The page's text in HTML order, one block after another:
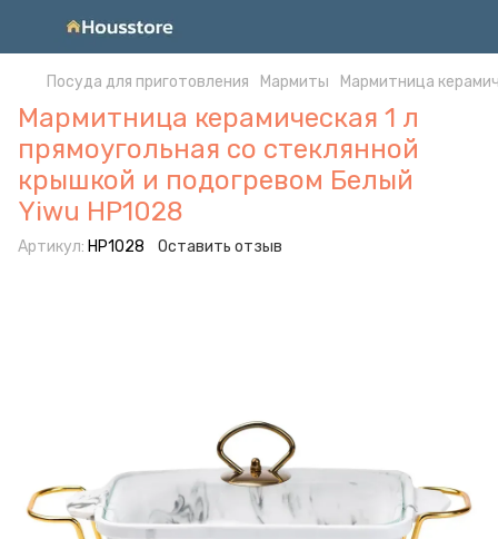
Посуда для приготовления Мармиты Мармитница
Мармитница керамическая 1 л
прямоугольная со стеклянной
крышкой и подогревом Белый
Yiwu HP1028
Артикул: HP1028 Оставить отзыв